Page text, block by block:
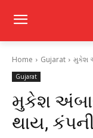
Home Gujarat મુકેશ
Gujarat
મુકેશ
થાય,